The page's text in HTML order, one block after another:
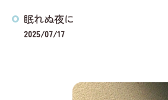
眠れぬ夜に
2025/07/17